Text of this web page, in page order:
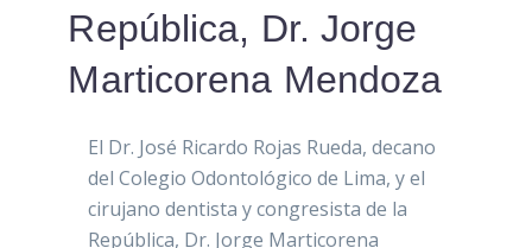
República, Dr. Jorge
Marticorena Mendoza
El Dr. José Ricardo Rojas Rueda, decano
del Colegio Odontológico de Lima, y el
cirujano dentista y congresista de la
República, Dr. Jorge Marticorena